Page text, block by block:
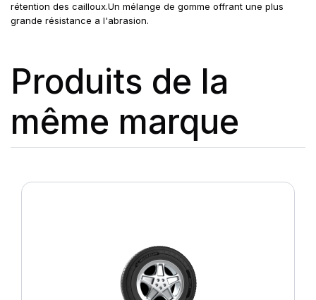
rétention des cailloux.Un mélange de gomme offrant une plus
grande résistance a l'abrasion.
Produits de la
même marque